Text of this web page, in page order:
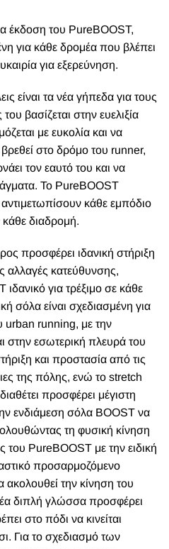
έκδοση του PureBOOST,
για κάθε δρομέα που βλέπει
για εξερεύνηση.
είναι τα νέα γήπεδα για τους
βασίζεται στην ευελιξία
με ευκολία και να
βρεθεί στο δρόμο του runner,
τον εαυτό του και να
Το PureBOOST
κάθε εμπόδιο
κάθε διαδρομή.
προσφέρει ιδανική στήριξη
αλλαγές κατεύθυνσης,
ιδανικό για τρέξιμο σε κάθε
σόλα είναι σχεδιασμένη για
urban running, με την
στην εσωτερική πλευρά του
και προστασία από τις
της πόλης, ενώ το stretch
προσφέρει μέγιστη
ενδιάμεση σόλα BOOST να
τη φυσική κίνηση
του PureBOOST με την ειδική
προσαρμοζόμενο
την κίνηση του
διπλή γλώσσα προσφέρει
στο πόδι να κινείται
Για το σχεδιασμό των